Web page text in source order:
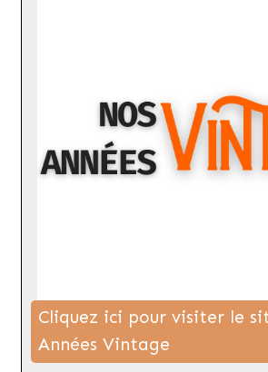
Cliquez ici pour visiter le
Années Vintage